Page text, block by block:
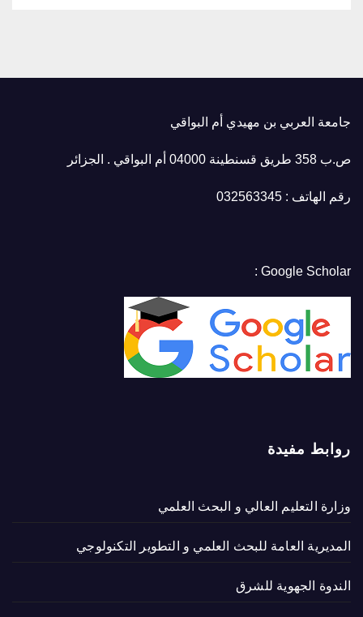
جامعة العربي بن مهيدي أم البواقي
ص.ب 358 طريق قسنطينة 04000 أم البواقي . الجزائر
رقم الهاتف : 032563345
Google Scholar :
روابط مفيدة
وزارة التعليم العالي و البحث العلمي
المديرية العامة للبحث العلمي و التطوير التكنولوجي
الندوة الجهوية للشرق